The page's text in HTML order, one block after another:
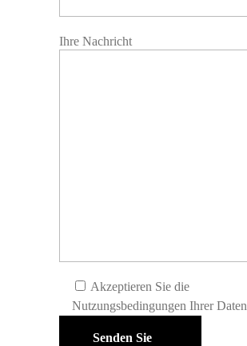
Ihre Nachricht
Akzeptieren Sie die
Nutzungsbedingungen Ihrer Daten
Senden Sie